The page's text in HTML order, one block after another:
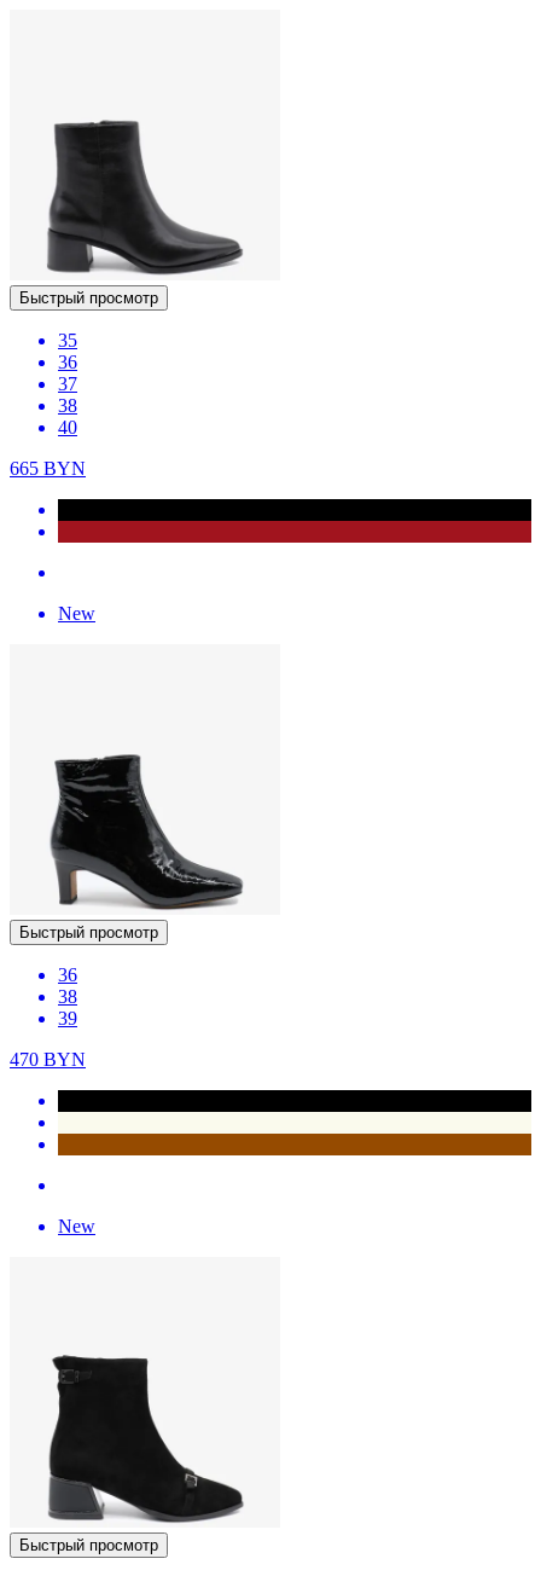
Быстрый просмотр
35
36
37
38
40
665 BYN
New
Быстрый просмотр
36
38
39
470 BYN
New
Быстрый просмотр